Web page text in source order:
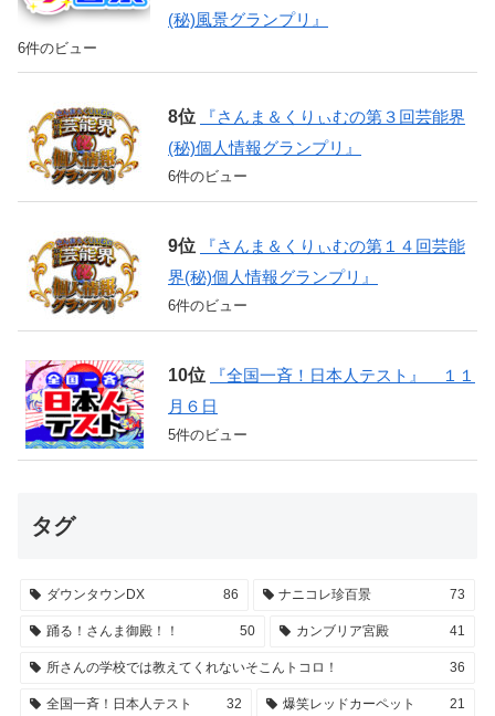
(秘)風景グランプリ』
6件のビュー
『さんま＆くりぃむの第３回芸能界
(秘)個人情報グランプリ』
6件のビュー
『さんま＆くりぃむの第１４回芸能
界(秘)個人情報グランプリ』
6件のビュー
『全国一斉！日本人テスト』 １１
月６日
5件のビュー
タグ
ダウンタウンDX 86 ナニコレ珍百景 73
踊る！さんま御殿！！ 50 カンブリア宮殿 41
所さんの学校では教えてくれないそこんトコロ！ 36
全国一斉！日本人テスト 32 爆笑レッドカーペット 21